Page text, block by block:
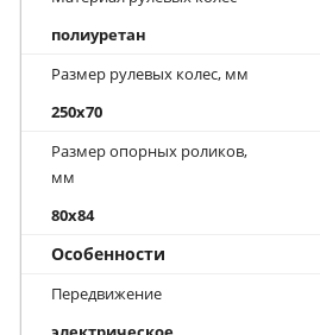
полиуретан
Размер рулевых колес, мм
250x70
Размер опорных роликов,
мм
80x84
Особенности
Передвижение